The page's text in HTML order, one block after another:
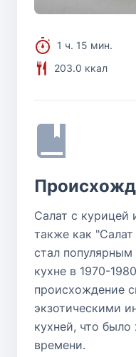
1 ч. 15 мин.
203.0 ккал
Салат с курицей
также как
стал
кухне в 1970-
происхождение
экзотическими
кухней, что было
времени.